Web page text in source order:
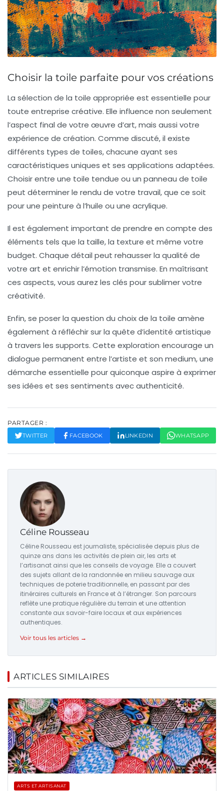
Choisir la toile parfaite pour vos créations
La sélection de la toile appropriée est essentielle pour
toute entreprise créative. Elle influence non seulement
l’aspect final de votre œuvre d’art, mais aussi votre
expérience de création. Comme discuté, il existe
différents types de toiles, chacune ayant ses
caractéristiques uniques et ses applications adaptées.
Choisir entre une toile tendue ou un panneau de toile
peut déterminer le rendu de votre travail, que ce soit
pour une peinture à l’huile ou une acrylique.
Il est également important de prendre en compte des
éléments tels que la taille, la texture et même votre
budget. Chaque détail peut rehausser la qualité de
votre art et enrichir l’émotion transmise. En maîtrisant
ces aspects, vous aurez les clés pour sublimer votre
créativité.
Enfin, se poser la question du choix de la toile amène
également à réfléchir sur la quête d’identité artistique
à travers les supports. Cette exploration encourage un
dialogue permanent entre l’artiste et son medium, une
démarche essentielle pour quiconque aspire à exprimer
ses idées et ses sentiments avec authenticité.
PARTAGER :
TWITTER FACEBOOK LINKEDIN WHATSAPP
Céline Rousseau
Céline Rousseau est journaliste, spécialisée depuis plus de
quinze ans dans les activités de plein air, les arts et
l’artisanat ainsi que les conseils de voyage. Elle a couvert
des sujets allant de la randonnée en milieu sauvage aux
techniques de poterie traditionnelle, en passant par des
itinéraires culturels en France et à l’étranger. Son parcours
reflète une pratique régulière du terrain et une attention
constante aux savoir-faire locaux et aux expériences
authentiques.
Voir tous les articles →
ARTICLES SIMILAIRES
ARTS ET ARTISANAT